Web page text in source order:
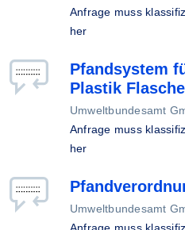
Anfrage muss
her
Pfandsystem
Plastik
Umweltbundesamt
Anfrage muss
her
Umweltbundesamt